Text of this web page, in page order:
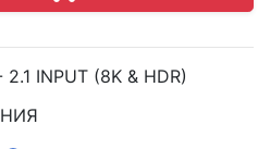
INPUT (8K & HDR)